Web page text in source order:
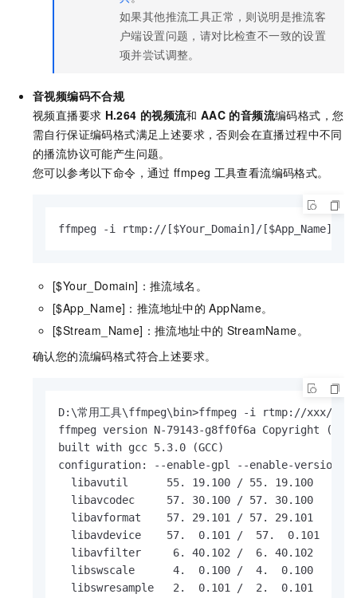
如果其他推流工具正常，则说明是推流客
户端设置问题，请对比检查不一致的设置
项并尝试调整。
音视频编码不合规
视频直播要求 H.264 的视频流和 AAC 的音频流编码格式，您
需自行保证编码格式满足上述要求，否则会在直播过程中不同
的播流协议可能产生问题。
您可以参考以下命令，通过 ffmpeg 工具查看流编码格式。
ffmpeg -i rtmp://[$Your_Domain]/[$App_Name]/
[$Your_Domain]：推流域名。
[$App_Name]：推流地址中的 AppName。
[$Stream_Name]：推流地址中的 StreamName。
确认您的流编码格式符合上述要求。
D:\常用工具\ffmpeg\bin>ffmpeg -i rtmp://xxx/
ffmpeg version N-79143-g8ff0f6a Copyright (c)
built with gcc 5.3.0 (GCC)
configuration: --enable-gpl --enable-version3
  libavutil      55. 19.100 / 55. 19.100
  libavcodec     57. 30.100 / 57. 30.100
  libavformat    57. 29.101 / 57. 29.101
  libavdevice    57.  0.101 /  57.  0.101
  libavfilter     6. 40.102 /  6. 40.102
  libswscale      4.  0.100 /  4.  0.100
  libswresample   2.  0.101 /  2.  0.101